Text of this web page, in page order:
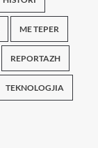
ME TEPER
REPORTAZH
TEKNOLOGJIA